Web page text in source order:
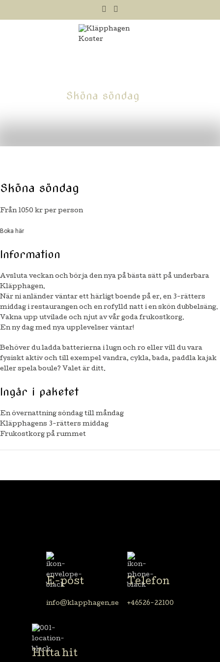
Sköna söndag
Sköna söndag
Från 1050 kr per person
Boka här
Information
Avsluta veckan och börja den nya på bästa sätt på underbara
Kläpphagen.
När ni anländer väntar ett härligt boende på er, en 3-rätters
middag i restaurangen och en rofylld natt i en skön dubbelsäng.
Vakna upp utvilade och njut av vår goda frukostkorg.
En ny dag med nya upplevelser väntar!
Behöver du ladda batterierna i lugn och ro eller vill du vara
fysiskt aktiv och till exempel vandra, cykla, bada, paddla kajak
eller spela boule? Valet är ditt.
Ingår i paketet
En övernattning söndag till måndag
Kläpphagens 3-rätters middag
Frukostkorg på rummet
E-post
info@klapphagen.se
Telefon
+46526-22100
Hitta hit